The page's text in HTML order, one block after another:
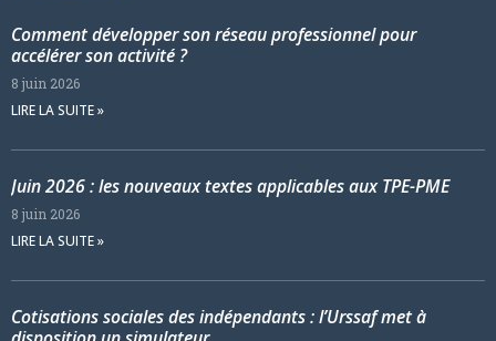
Comment développer son réseau professionnel pour
accélérer son activité ?
8 juin 2026
LIRE LA SUITE »
Juin 2026 : les nouveaux textes applicables aux TPE-PME
8 juin 2026
LIRE LA SUITE »
Cotisations sociales des indépendants : l’Urssaf met à